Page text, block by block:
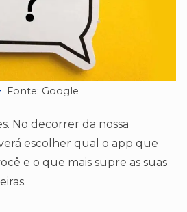
Fonte: Google
No decorrer da nossa
escolher qual o app que
e o que mais supre as suas